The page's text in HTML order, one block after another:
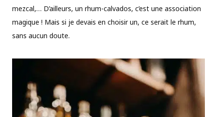
mezcal,… D’ailleurs, un rhum-calvados, c’est une association
magique ! Mais si je devais en choisir un, ce serait le rhum,
sans aucun doute.